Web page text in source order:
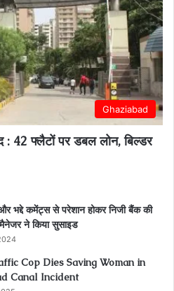
Ghaziabad
: 42 फ्लैटों पर डबल लोन, बिल्डर
भद्दे कमेंट्स से परेशान होकर निजी बैंक की
ने किया सुसाइड
Cop Dies Saving Woman in
Canal Incident